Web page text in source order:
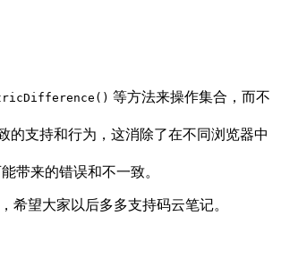
等方法来操作集合，而不
的支持和行为，这消除了在不同浏览器中
带来的错误和不一致。
希望大家以后多多支持码云笔记。